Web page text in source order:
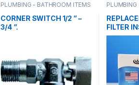
PLUMBING - BATHROOM ITEMS
CORNER SWITCH 1/2 ” –
3/4 ”.
FILTER